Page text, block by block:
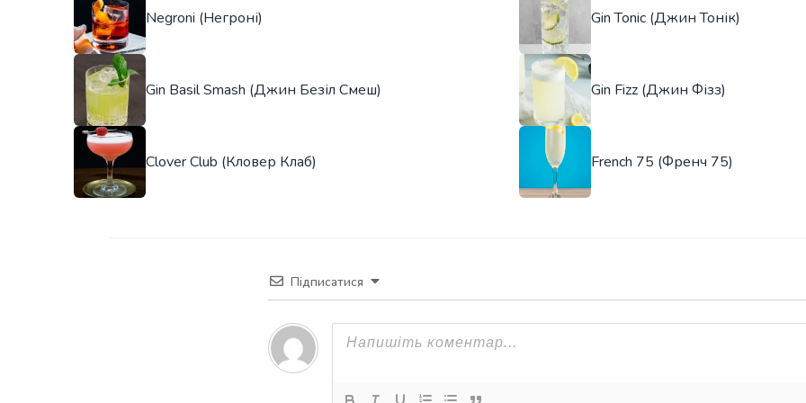
Negroni (Негроні) Gin Tonic (Джин Тонік)
Gin Basil Smash (Джин Безіл Смеш) Gin Fizz (Джин Фізз)
Clover Club (Кловер Клаб) French 75 (Френч 75)
Підписатися